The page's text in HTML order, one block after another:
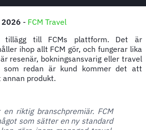
2026 - FCM Travel
till FCMs plattform. Det är
ihop allt FCM gör, och fungerar lika
resenär, bokningsansvarig eller travel
som redan är kund kommer det att
annan produkt.
riktig branschpremiär. FCM
som sätter en ny standard